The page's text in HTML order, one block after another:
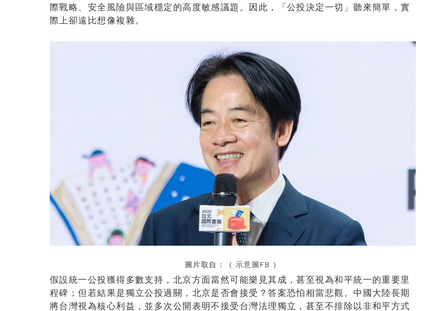
際戰略、安全風險與區域穩定的高度敏感議題。因此，「公投決定一切」聽來簡單，實
際上卻遠比想像複雜。
圖片取自：（ 示意圖FB ）
假設統一公投獲得多數支持，北京方面當然可能樂見其成，甚至視為和平統一的重要里
程碑；但若結果是獨立公投過關，北京是否會接受？答案恐怕相當悲觀。中國大陸長期
將台灣視為核心利益，並多次公開表明不接受台灣法理獨立，甚至不排除以非和平方式